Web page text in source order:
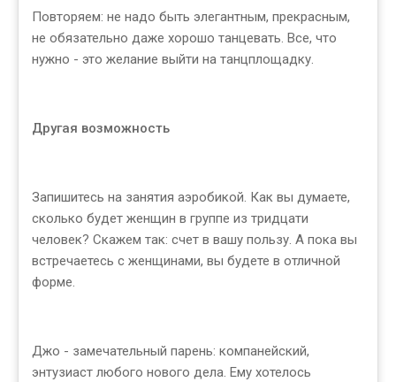
Повторяем: не надо быть элегантным, прекрасным,
не обязательно даже хорошо танцевать. Все, что
нужно - это желание выйти на танцплощадку.
Другая возможность
Запишитесь на занятия аэробикой. Как вы думаете,
сколько будет женщин в группе из тридцати
человек? Скажем так: счет в вашу пользу. А пока вы
встречаетесь с женщинами, вы будете в отличной
форме.
Джо - замечательный парень: компанейский,
энтузиаст любого нового дела. Ему хотелось